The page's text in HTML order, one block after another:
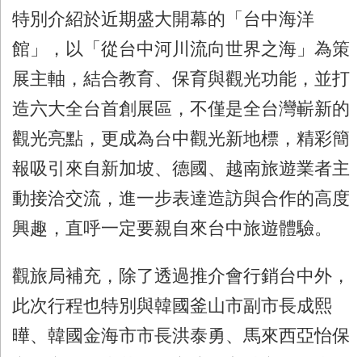
特別介紹於近期盛大開幕的「台中海洋
館」，以「從台中河川流向世界之海」為策
展主軸，結合教育、保育與觀光功能，並打
造六大全台首創展區，不僅是全台灣嶄新的
觀光亮點，更成為台中觀光新地標，精彩簡
報吸引來自新加坡、德國、越南旅遊業者主
動接洽交流，進一步表達造訪與合作的高度
興趣，直呼一定要親自來台中旅遊體驗。
觀旅局補充，除了透過推介會行銷台中外，
此次行程也特別與韓國釜山市副市長成熙
曄、韓國金海市市長洪泰勇、馬來西亞怡保